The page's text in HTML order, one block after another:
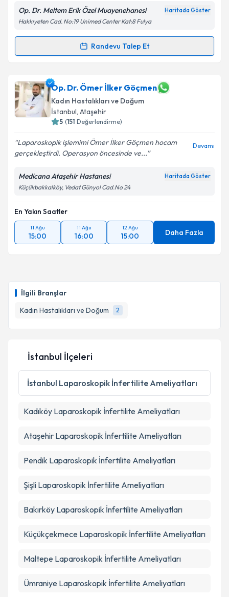
İlgili Branşlar
Kadın Hastalıkları ve Doğum
2
Kişisel verilerimin işlenmesine ilişkin
Metni'ni okudum ve kişisel verilerimin belirtilen
Takvim Talebini Gönder
Op. Dr. Meltem Erik Özel Muayenehanesi Haritada Göster
Hakkıyeten Cad. No:19 Unimed Center Kat:8 Fulya
Randevu Talep Et
Randevu Takvimi Talebi
Op. Dr. Meltem Erik için randevu takvimi talebi
oluşturun. Size bu uzmandan randevu almanız için bir
takvim hazırlandığında e-posta ile bilgilendireceğiz.
E-posta Adresiniz
Kişisel verilerimin işlenmesine ilişkin
Aydınlatma
Metni'ni okudum ve kişisel verilerimin belirtilen
Takvim Talebini Gönder
Op. Dr. Ömer İlker Göçmen
Kadın Hastalıkları ve Doğum
İstanbul, Ataşehir
5 (151 Değerlendirme)
Laparoskopik işlemimi Ömer İlker Göçmen hocam
gerçekleştirdi. Operasyon öncesinde ve...
Devamı
Medicana Ataşehir Hastanesi Haritada Göster
Küçükbakkalköy, Vedat Günyol Cad.No 24
En Yakın Saatler
11 Ağu
15:00
11 Ağu
16:00
12 Ağu
15:00 Daha Fazla
İstanbul İlçeleri
İstanbul Laparoskopik İnfertilite Ameliyatları
Kadıköy Laparoskopik İnfertilite Ameliyatları
Ataşehir Laparoskopik İnfertilite Ameliyatları
Pendik Laparoskopik İnfertilite Ameliyatları
Şişli Laparoskopik İnfertilite Ameliyatları
Bakırköy Laparoskopik İnfertilite Ameliyatları
Küçükçekmece Laparoskopik İnfertilite Ameliyatları
Maltepe Laparoskopik İnfertilite Ameliyatları
Ümraniye Laparoskopik İnfertilite Ameliyatları